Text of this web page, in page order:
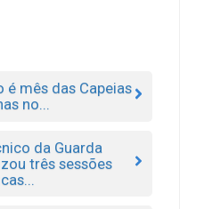
é mês das Capeias
no...
da Guarda
três sessões